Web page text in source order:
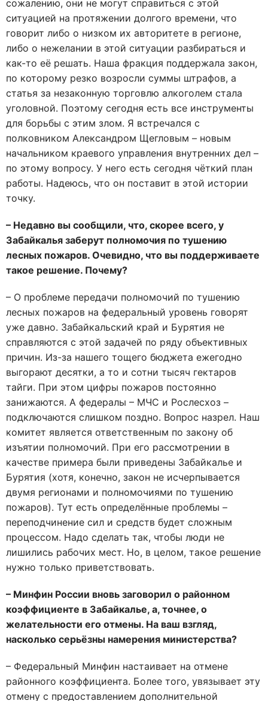
сожалению, они не могут справиться с этой
ситуацией на протяжении долгого времени, что
говорит либо о низком их авторитете в регионе,
либо о нежелании в этой ситуации разбираться и
как-то её решать. Наша фракция поддержала закон,
по которому резко возросли суммы штрафов, а
статья за незаконную торговлю алкоголем стала
уголовной. Поэтому сегодня есть все инструменты
для борьбы с этим злом. Я встречался с
полковником Александром Щегловым – новым
начальником краевого управления внутренних дел –
по этому вопросу. У него есть сегодня чёткий план
работы. Надеюсь, что он поставит в этой истории
точку.
– Недавно вы сообщили, что, скорее всего, у
Забайкалья заберут полномочия по тушению
лесных пожаров. Очевидно, что вы поддерживаете
такое решение. Почему?
– О проблеме передачи полномочий по тушению
лесных пожаров на федеральный уровень говорят
уже давно. Забайкальский край и Бурятия не
справляются с этой задачей по ряду объективных
причин. Из-за нашего тощего бюджета ежегодно
выгорают десятки, а то и сотни тысяч гектаров
тайги. При этом цифры пожаров постоянно
занижаются. А федералы – МЧС и Рослесхоз –
подключаются слишком поздно. Вопрос назрел. Наш
комитет является ответственным по закону об
изъятии полномочий. При его рассмотрении в
качестве примера были приведены Забайкалье и
Бурятия (хотя, конечно, закон не исчерпывается
двумя регионами и полномочиями по тушению
пожаров). Тут есть определённые проблемы –
переподчинение сил и средств будет сложным
процессом. Надо сделать так, чтобы люди не
лишились рабочих мест. Но, в целом, такое решение
нужно только приветствовать.
– Минфин России вновь заговорил о районном
коэффициенте в Забайкалье, а, точнее, о
желательности его отмены. На ваш взгляд,
насколько серьёзны намерения министерства?
– Федеральный Минфин настаивает на отмене
районного коэффициента. Более того, увязывает эту
отмену с предоставлением дополнительной